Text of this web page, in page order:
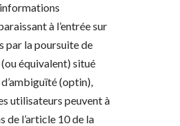
informations
à l’entrée sur
par la poursuite de
équivalent) situé
(optin),
utilisateurs peuvent à
de l’article 10 de la